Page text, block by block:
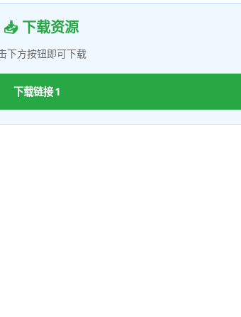
📥 下载资源
下方按钮即可下载
下载链接 1